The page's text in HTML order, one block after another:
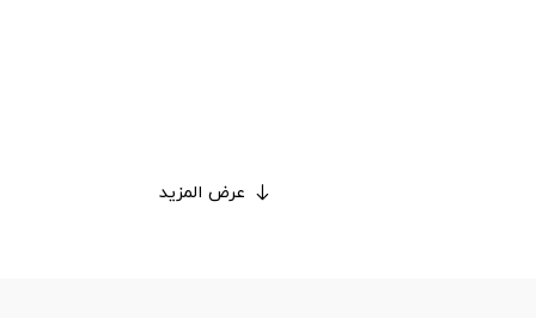
عرض المزيد